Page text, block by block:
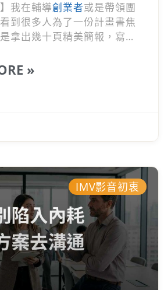
我在輔導創業者或是帶領團
到很多人為了一份計畫書焦
拿出幾十頁精美簡報，寫滿
»
IMV影音初衷